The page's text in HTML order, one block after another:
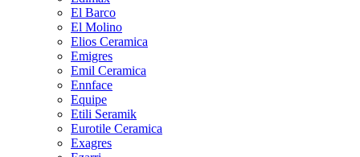
El Barco
El Molino
Elios Ceramica
Emigres
Emil Ceramica
Ennface
Equipe
Etili Seramik
Eurotile Ceramica
Exagres